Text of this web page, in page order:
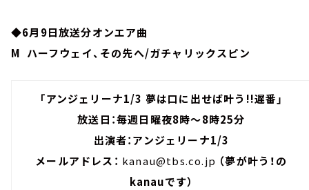
◆6月9日放送分オンエア曲
M ハーフウェイ、その先へ/ガチャリックスピン
「アンジェリーナ1/3 夢は口に出せば叶う!!遅番」
放送日：毎週日曜夜8時～8時25分
出演者：アンジェリーナ1/3
メールアドレス： kanau@tbs.co.jp （夢が叶う！の
kanauです）